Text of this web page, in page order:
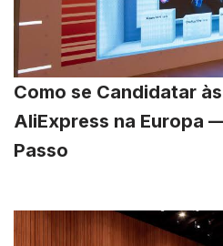
Como se Candidatar
AliExpress na Europa
Passo